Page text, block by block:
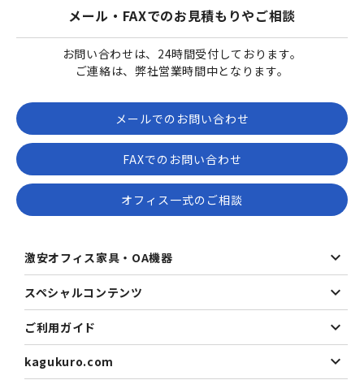
メール・FAXでのお見積もりやご相談
お問い合わせは、24時間受付しております。
ご連絡は、弊社営業時間中となります。
メールでのお問い合わせ
FAXでのお問い合わせ
オフィス一式のご相談
激安オフィス家具・OA機器
スペシャルコンテンツ
ご利用ガイド
kagukuro.com